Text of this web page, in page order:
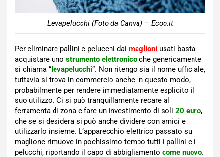
Levapelucchi (Foto da Canva) – Ecoo.it
Per eliminare pallini e pelucchi dai maglioni usati basta
acquistare uno strumento elettronico che genericamente
si chiama “ levapelucchi“. Non ritengo sia il nome ufficiale,
tuttavia si trova in commercio anche in questo modo,
probabilmente per rendere immediatamente esplicito il
suo utilizzo. Ci si può tranquillamente recare al
ferramenta di zona e fare un investimento di soli 20 euro,
che se si desidera si può anche dividere con amici e
utilizzarlo insieme. L’apparecchio elettrico passato sul
maglione rimuove in pochissimo tempo tutti i pallini e i
pelucchi, riportando il capo di abbigliamento come nuovo.